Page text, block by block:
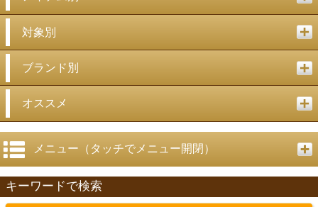
対象別
ブランド別
オススメ
メニュー（タッチでメニュー開閉）
キーワードで検索